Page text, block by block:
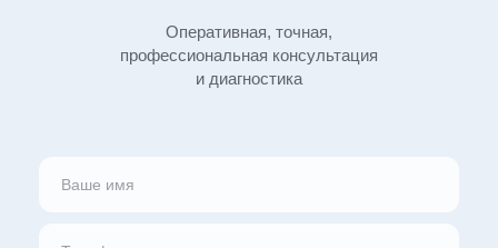
Оперативная, точная,
профессиональная консультация
и диагностика